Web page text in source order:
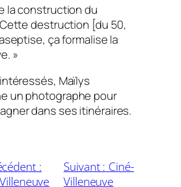
la construction du
destruction [du 50,
ça formalise la
»
Maïlys
un photographe pour
dans ses itinéraires.
:
Suivant : Ciné-
Villeneuve